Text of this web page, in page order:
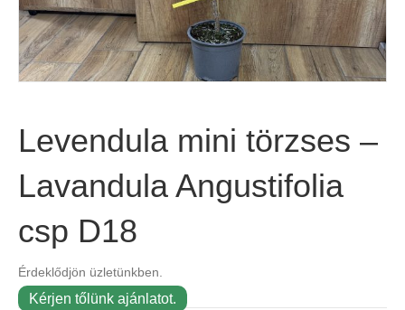
Levendula mini törzses –
Lavandula Angustifolia
csp D18
Érdeklődjön üzletünkben.
Kérjen tőlünk ajánlatot.